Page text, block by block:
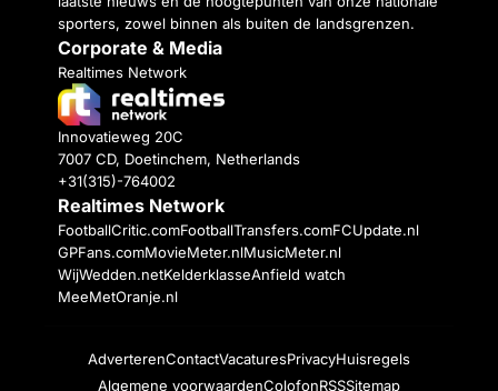
sporters, zowel binnen als buiten de landsgrenzen.
Corporate & Media
Realtimes Network
Innovatieweg 20C
7007 CD, Doetinchem, Netherlands
+31(315)-764002
Realtimes Network
FootballCritic.comFootballTransfers.comFCUpdate.nl
GPFans.comMovieMeter.nlMusicMeter.nl
WijWedden.netKelderklasseAnfield watch
MeeMetOranje.nl
AdverterenContactVacaturesPrivacyHuisregels
Algemene voorwaardenColofonRSSSitemap